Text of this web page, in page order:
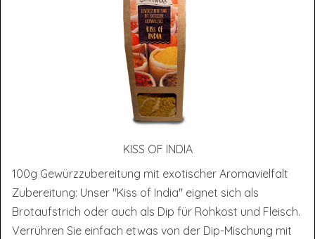
KISS OF INDIA
100g Gewürzzubereitung mit exotischer Aromavielfalt
Zubereitung: Unser "Kiss of India" eignet sich als
Brotaufstrich oder auch als Dip für Rohkost und Fleisch.
Verrühren Sie einfach etwas von der Dip-Mischung mit